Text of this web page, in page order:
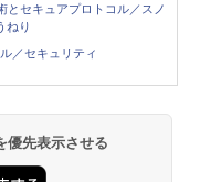
とセキュアプロトコル／スノ
ねり
／セキュリティ
優先表示させる